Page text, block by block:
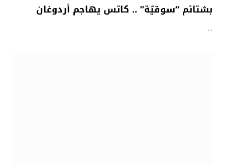
بشتائم “سوقيّة” .. كاتس يهاجم أردوغان
…